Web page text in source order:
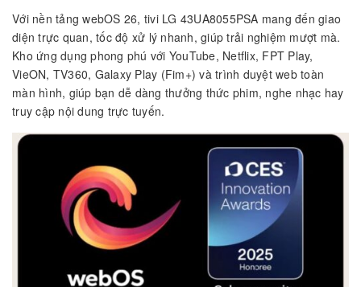
Với nền tảng webOS 26, tivi LG 43UA8055PSA mang đến giao
diện trực quan, tốc độ xử lý nhanh, giúp trải nghiệm mượt mà.
Kho ứng dụng phong phú với YouTube, Netflix, FPT Play,
VieON, TV360, Galaxy Play (Fim+) và trình duyệt web toàn
màn hình, giúp bạn dễ dàng thưởng thức phim, nghe nhạc hay
truy cập nội dung trực tuyến.